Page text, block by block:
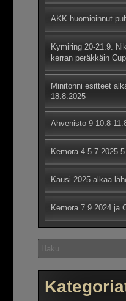
AKK huomioinnut
Kymiring 20-21.9.
kerran peräkkäin
Minitonni esitteet
18.8.2025
Ahvenisto 9-10.8
Kemora 4-5.7 2025
Kausi 2025 alkaa
Kemora 7.9.2024 ja
Haku: